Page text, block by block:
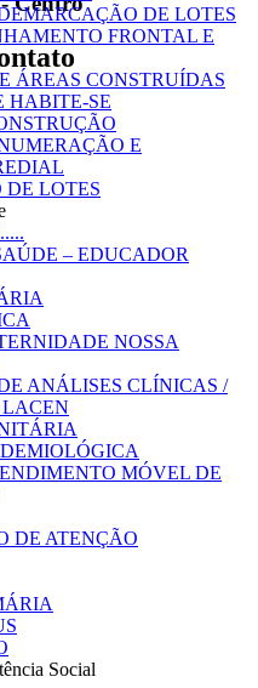
DE LOTES
FRONTAL E
ÁREAS CONSTRUÍDAS
HABITE-SE
E
DE LOTES
– EDUCADOR
NOSSA
ANÁLISES CLÍNICAS /
LACEN
MÓVEL DE
DE ATENÇÃO
Social